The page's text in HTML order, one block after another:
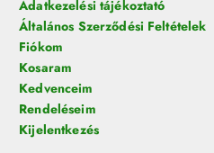
Adatkezelési tájékoztató
Általános Szerződési Feltételek
Fiókom
Kosaram
Kedvenceim
Rendeléseim
Kijelentkezés